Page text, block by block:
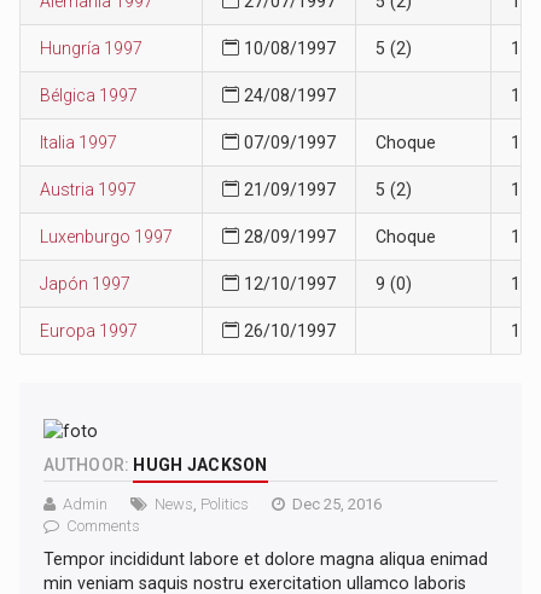
Hungría 1997 10/08/1997 5 (2) 11
Bélgica 1997 24/08/1997 12
Italia 1997 07/09/1997 Choque 12
Austria 1997 21/09/1997 5 (2) 12
Luxenburgo 1997 28/09/1997 Choque 12
Japón 1997 12/10/1997 9 (0) 12
Europa 1997 26/10/1997 11
AUTHOOR: HUGH JACKSON
Admin News Politics
Dec 25, 2016
Comments
Tempor incididunt labore et dolore magna aliqua enimad
min veniam saquis nostru exercitation ullamco laboris